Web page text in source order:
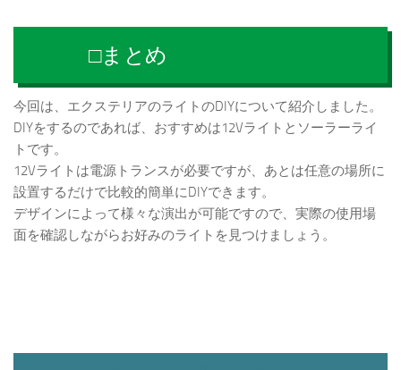
□まとめ
今回は、エクステリアのライトのDIYについて紹介しました。
DIYをするのであれば、おすすめは12Vライトとソーラーライ
トです。
12Vライトは電源トランスが必要ですが、あとは任意の場所に
設置するだけで比較的簡単にDIYできます。
デザインによって様々な演出が可能ですので、実際の使用場
面を確認しながらお好みのライトを見つけましょう。